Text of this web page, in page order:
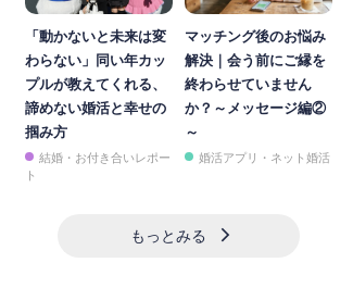
「動かないと未来は変
わらない」同い年カッ
プルが教えてくれる、
諦めない婚活と幸せの
掴み方
結婚・お付き合いレポー
ト
マッチング後のお悩み
解決｜会う前にご縁を
終わらせていません
か？～メッセージ編②
～
婚活アプリ・ネット婚活
もっとみる